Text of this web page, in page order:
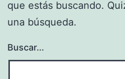
que estás buscando.
una búsqueda.
Buscar...